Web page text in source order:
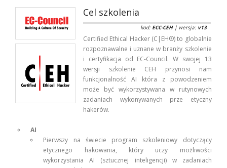
Cel szkolenia
kod: ECC-CEH| wersja: v13
Certified Ethical Hacker (C|EH®) to globalnie
rozpoznawalne i uznane w branży szkolenie
i certyfikacja od EC-Council. W swojej 13
wersji szkolenie CEH przynosi nam
funkcjonalność AI która z powodzeniem
może być wykorzystywana w rutynowych
zadaniach wykonywanych prze etyczny
hakerów.
AI
Pierwszy na świecie program szkoleniowy dotyczący
etycznego hakowania, który uczy możliwości
wykorzystania AI (sztucznej inteligencji) w zadaniach